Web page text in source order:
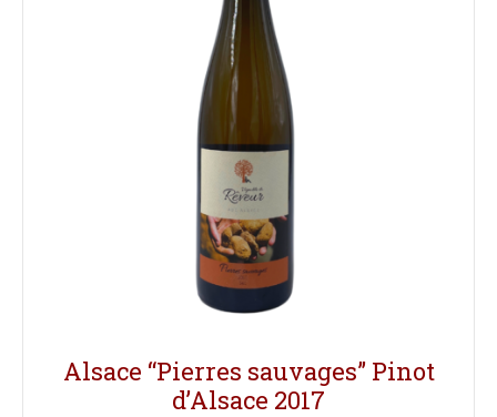
Alsace “Pierres sauvages” Pinot
d’Alsace 2017